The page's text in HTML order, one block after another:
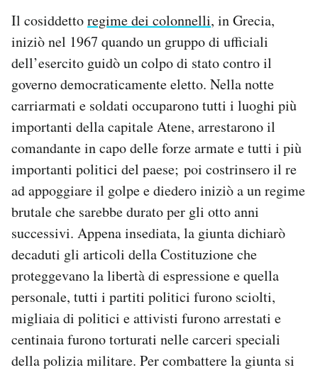
Il cosiddettoregime dei colonnelli, in Grecia,
iniziò nel 1967 quando un gruppo di ufficiali
dell’esercito guidò un colpo di stato contro il
governo democraticamente eletto. Nella notte
carriarmati e soldati occuparono tutti i luoghi più
importanti della capitale Atene, arrestarono il
comandante in capo delle forze armate e tutti i più
importanti politici del paese; poi costrinsero il re
ad appoggiare il golpe e diedero iniziò a un regime
brutale che sarebbe durato per gli otto anni
successivi. Appena insediata, la giunta dichiarò
decaduti gli articoli della Costituzione che
proteggevano la libertà di espressione e quella
personale, tutti i partiti politici furono sciolti,
migliaia di politici e attivisti furono arrestati e
centinaia furono torturati nelle carceri speciali
della polizia militare. Per combattere la giunta si